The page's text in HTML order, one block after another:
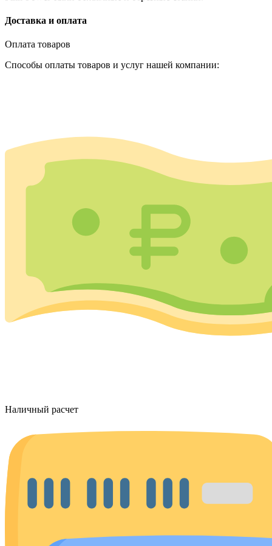
Доставка и оплата
Оплата товаров
Способы оплаты товаров и услуг нашей компании:
Наличный расчет